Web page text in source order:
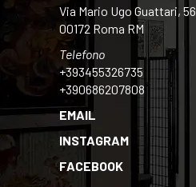
Via Mario Ugo Guattari, 56
00172 Roma RM
Telefono
+393455326735
+390686207808
EMAIL
INSTAGRAM
FACEBOOK